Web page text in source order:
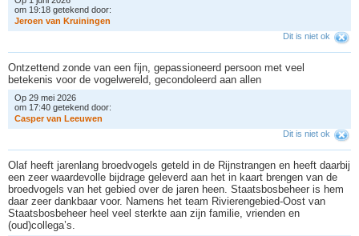
om 19:18 getekend door:
Jeroen van Kruiningen
Dit is niet ok
Ontzettend zonde van een fijn, gepassioneerd persoon met veel
betekenis voor de vogelwereld, gecondoleerd aan allen
Op 29 mei 2026
om 17:40 getekend door:
Casper van Leeuwen
Dit is niet ok
Olaf heeft jarenlang broedvogels geteld in de Rijnstrangen en heeft daarbij
een zeer waardevolle bijdrage geleverd aan het in kaart brengen van de
broedvogels van het gebied over de jaren heen. Staatsbosbeheer is hem
daar zeer dankbaar voor. Namens het team Rivierengebied-Oost van
Staatsbosbeheer heel veel sterkte aan zijn familie, vrienden en
(oud)collega’s.